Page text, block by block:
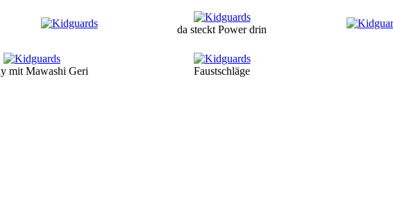
da steckt Power drin
mit Mawashi Geri Faustschläge